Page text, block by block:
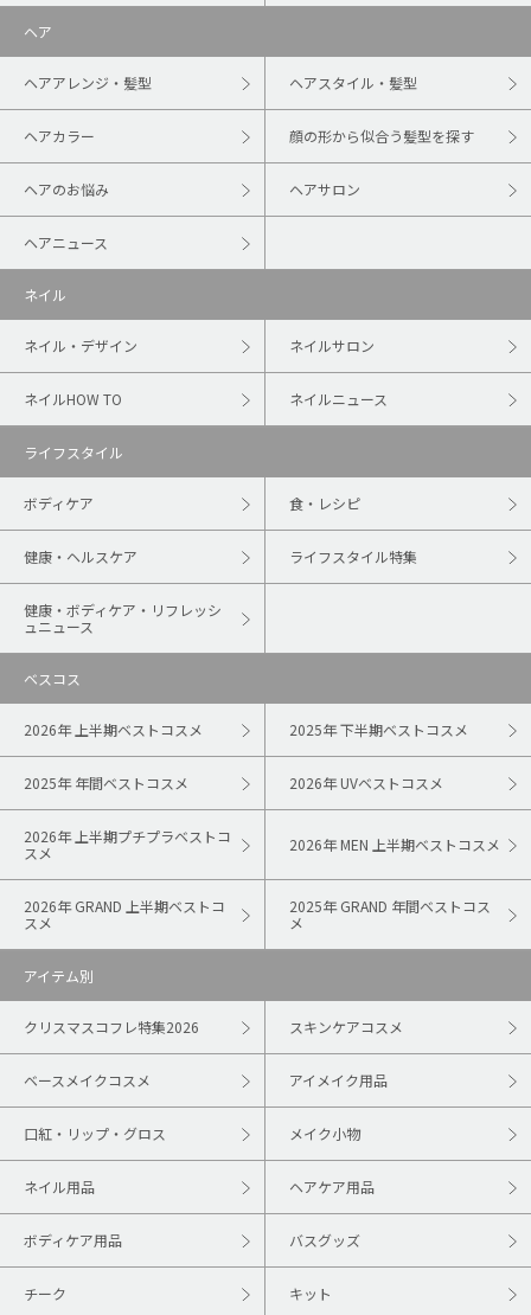
ヘア
ヘアアレンジ・髪型 ヘアスタイル・髪型
ヘアカラー 顔の形から似合う髪型を探す
ヘアのお悩み ヘアサロン
ヘアニュース
ネイル
ネイル・デザイン ネイルサロン
ネイルHOW TO ネイルニュース
ライフスタイル
ボディケア 食・レシピ
健康・ヘルスケア ライフスタイル特集
健康・ボディケア・リフレッシ
ュニュース
ベスコス
2026年 上半期ベストコスメ 2025年 下半期ベストコスメ
2025年 年間ベストコスメ 2026年 UVベストコスメ
2026年 上半期プチプラベストコ
スメ
2026年 MEN 上半期ベストコスメ
2026年 GRAND 上半期ベストコ
スメ
2025年 GRAND 年間ベストコス
メ
アイテム別
クリスマスコフレ特集2026 スキンケアコスメ
ベースメイクコスメ アイメイク用品
口紅・リップ・グロス メイク小物
ネイル用品 ヘアケア用品
ボディケア用品 バスグッズ
チーク キット